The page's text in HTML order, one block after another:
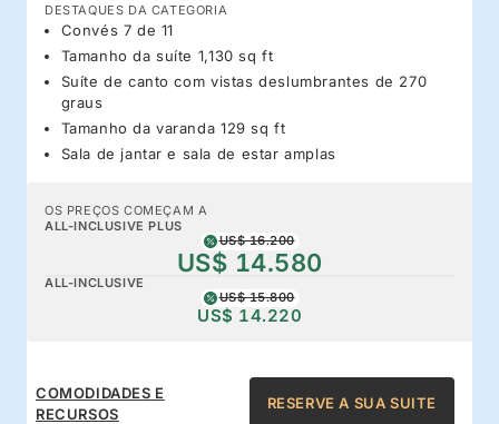
DESTAQUES DA CATEGORIA
Convés 7 de 11
Tamanho da suíte 1,130 sq ft
Suíte de canto com vistas deslumbrantes de 270
graus
Tamanho da varanda 129 sq ft
Sala de jantar e sala de estar amplas
OS PREÇOS COMEÇAM A
ALL-INCLUSIVE PLUS
US$ 16.200
US$ 14.580
ALL-INCLUSIVE
US$ 15.800
US$ 14.220
COMODIDADES E
RECURSOS
RESERVE A SUA SUITE